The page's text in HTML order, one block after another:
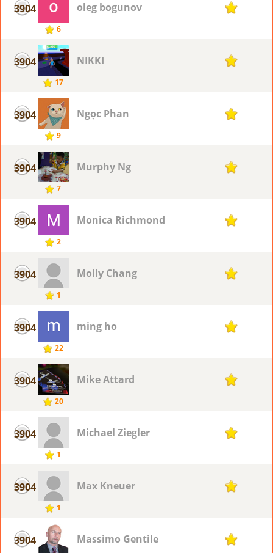
3904
6
oleg bogunov 1
3904
17
NIKKI 1
3904
9
Ngọc Phan 1
3904
7
Murphy Ng 1
3904
2
Monica Richmond 1
3904
1
Molly Chang 1
3904
22
ming ho 1
3904
20
Mike Attard 1
3904
1
Michael Ziegler 1
3904
1
Max Kneuer 1
3904 Massimo Gentile 1